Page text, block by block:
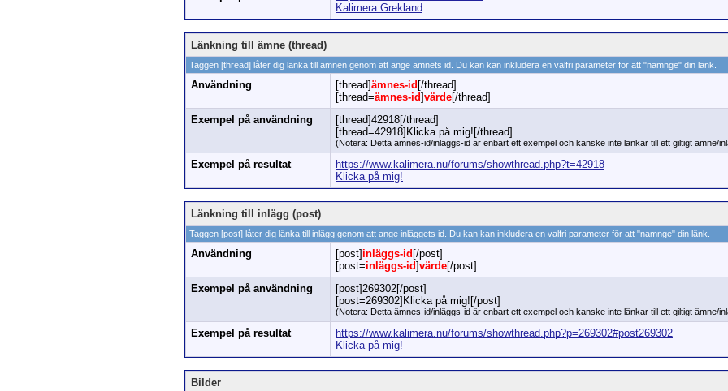
Kalimera Grekland
Länkning till ämne (thread)
Taggen [thread] låter dig länka till ämnen genom att ange ämnets id. Du kan kan inkludera en valfri parameter för att "namnge" din länk.
Användning [thread]ämnes-id [/thread]
[thread=ämnes-id]värde[/thread]
Exempel på användning
[thread]42918[/thread]
[thread=42918]Klicka på mig![/thread]
(Notera: Detta ämnes-id/inläggs-id är enbart ett exempel och kanske inte länkar till ett giltigt ämne/
Exempel på resultat
https://www.kalimera.nu/forums/showthread.php?t=42918
Klicka på mig!
Länkning till inlägg (post)
Taggen [post] låter dig länka till inlägg genom att ange inläggets id. Du kan kan inkludera en valfri parameter för att "namnge" din länk.
Användning [post]inläggs-id [/post]
[post=inläggs-id]värde[/post]
Exempel på användning
[post]269302[/post]
[post=269302]Klicka på mig![/post]
(Notera: Detta ämnes-id/inläggs-id är enbart ett exempel och kanske inte länkar till ett giltigt ämne/
Exempel på resultat
https://www.kalimera.nu/forums/showthread.php?p=269302#post269302
Klicka på mig!
Bilder